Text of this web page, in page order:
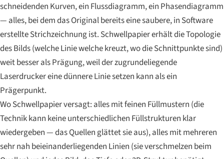
schneidenden Kurven, ein Flussdiagramm, ein Phasendiagramm
— alles, bei dem das Original bereits eine saubere, in Software
erstellte Strichzeichnung ist. Schwellpapier erhält die Topologie
des Bilds (welche Linie welche kreuzt, wo die Schnittpunkte sind)
weit besser als Prägung, weil der zugrundeliegende
Laserdrucker eine dünnere Linie setzen kann als ein
Prägerpunkt.
Wo Schwellpapier versagt: alles mit feinen Füllmustern (die
Technik kann keine unterschiedlichen Füllstrukturen klar
wiedergeben — das Quellen glättet sie aus), alles mit mehreren
sehr nah beieinanderliegenden Linien (sie verschmelzen beim